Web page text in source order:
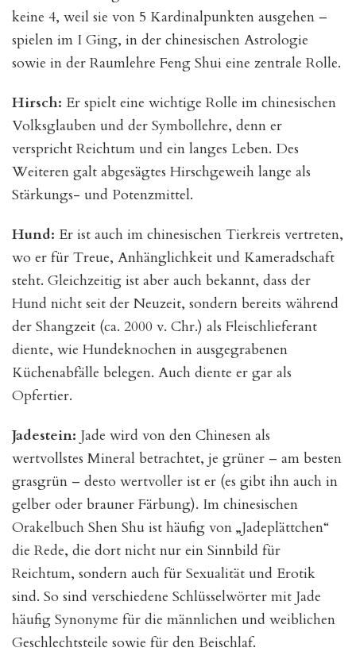
keine 4, weil sie von 5 Kardinalpunkten ausgehen –
spielen im I Ging, in der chinesischen Astrologie
sowie in der Raumlehre Feng Shui eine zentrale Rolle.
Hirsch: Er spielt eine wichtige Rolle im chinesischen
Volksglauben und der Symbollehre, denn er
verspricht Reichtum und ein langes Leben. Des
Weiteren galt abgesägtes Hirschgeweih lange als
Stärkungs- und Potenzmittel.
Hund: Er ist auch im chinesischen Tierkreis vertreten,
wo er für Treue, Anhänglichkeit und Kameradschaft
steht. Gleichzeitig ist aber auch bekannt, dass der
Hund nicht seit der Neuzeit, sondern bereits während
der Shangzeit (ca. 2000 v. Chr.) als Fleischlieferant
diente, wie Hundeknochen in ausgegrabenen
Küchenabfälle belegen. Auch diente er gar als
Opfertier.
Jadestein: Jade wird von den Chinesen als
wertvollstes Mineral betrachtet, je grüner – am besten
grasgrün – desto wertvoller ist er (es gibt ihn auch in
gelber oder brauner Färbung). Im chinesischen
Orakelbuch Shen Shu ist häufig von „Jadeplättchen“
die Rede, die dort nicht nur ein Sinnbild für
Reichtum, sondern auch für Sexualität und Erotik
sind. So sind verschiedene Schlüsselwörter mit Jade
häufig Synonyme für die männlichen und weiblichen
Geschlechtsteile sowie für den Beischlaf.